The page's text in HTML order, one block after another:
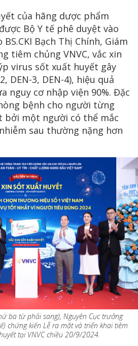
của hãng dược phẩm
Bộ Y tế phê duyệt vào
Bạch Thị Chính, Giám
tiêm chủng VNVC, vắc xin
virus sốt xuất huyết gây
DEN-3, DEN-4), hiệu quả
nguy cơ nhập viện 90%. Đặc
bệnh cho người từng
bởi một người có thể mắc
sau thường nặng hơn
ba từ phải sang), Nguyên Cục trưởng
chứng kiến Lễ ra mắt và triển khai tiêm
tại VNVC chiều 20/9/2024.